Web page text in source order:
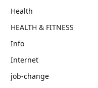
Health
HEALTH & FITNESS
Info
Internet
job‐change